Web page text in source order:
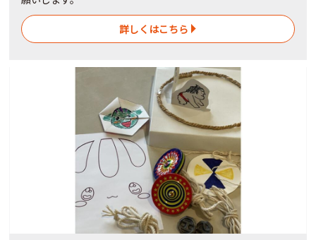
詳しくはこちら